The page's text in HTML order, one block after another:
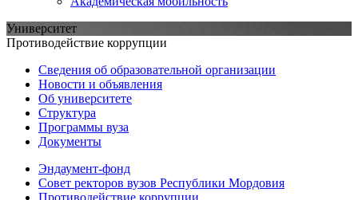
Университет
Противодействие коррупции
Сведения об образовательной организации
Новости и объявления
Об университете
Структура
Программы вуза
Документы
Эндаумент-фонд
Совет ректоров вузов Республики Мордовия
Противодействие коррупции